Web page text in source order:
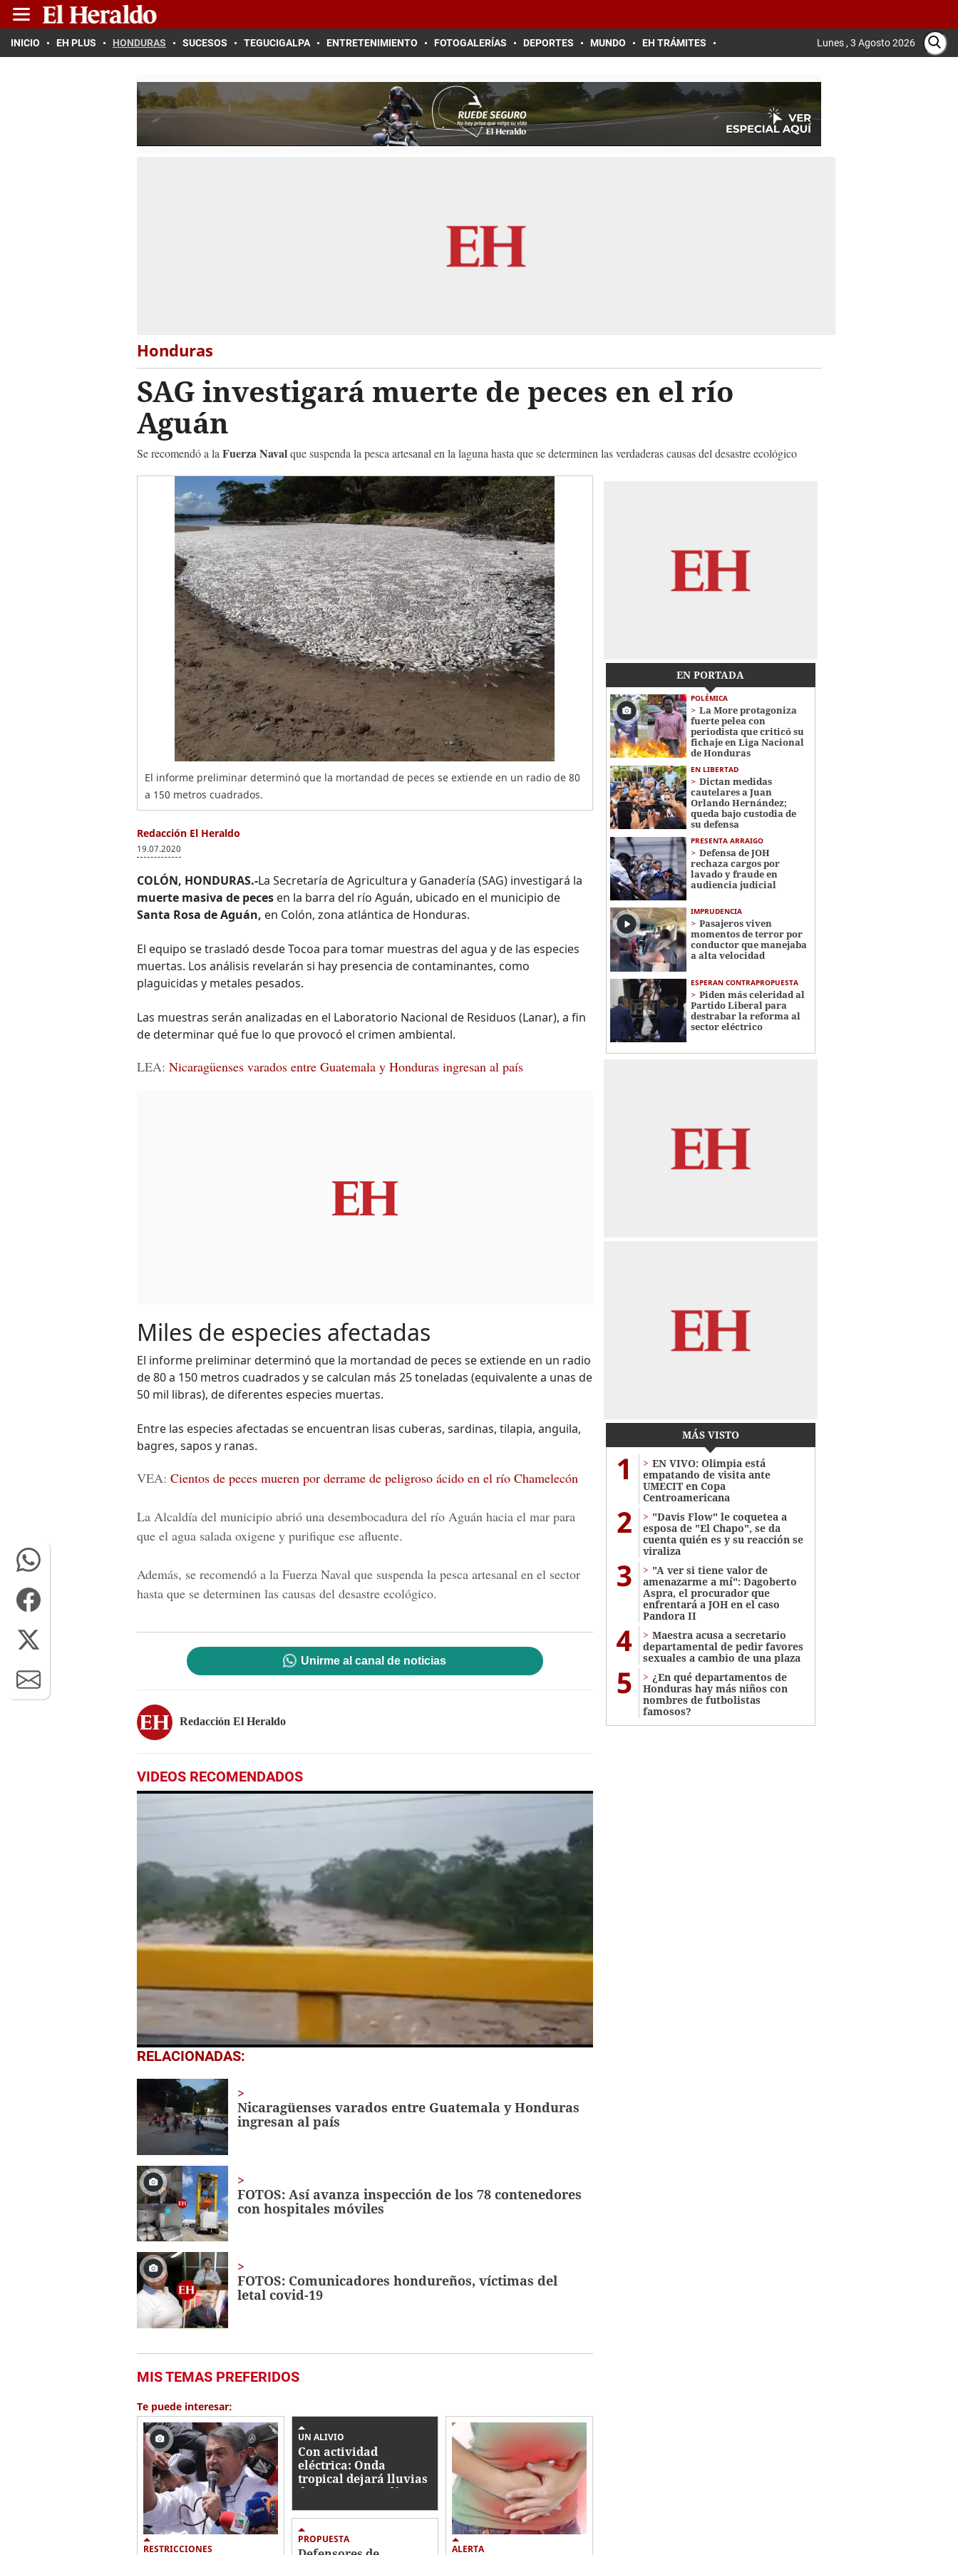
INICIO EH PLUS HONDURAS SUCESOS TEGUCIGALPA ENTRETENIMIENTO FOTOGALERÍAS DEPORTES MUNDO EH TRÁMITES Lunes , 3 Agosto 2026
Honduras
SAG investigará muerte de peces en el río
Aguán
Se recomendó a la Fuerza Navalque suspenda la pesca artesanal en la laguna hasta que se determinen las verdaderas causas del desastre ecológico
El informe preliminar determinó que la mortandad de peces se extiende en un radio de 80
a 150 metros cuadrados.
Redacción El Heraldo
19.07.2020
COLÓN, HONDURAS.-La Secretaría de Agricultura y Ganadería (SAG) investigará la
muerte masiva de peces en la barra del río Aguán, ubicado en el municipio de
Santa Rosa de Aguán, en Colón, zona atlántica de Honduras.
El equipo se trasladó desde Tocoa para tomar muestras del agua y de las especies
muertas. Los análisis revelarán si hay presencia de contaminantes, como
plaguicidas y metales pesados.
Las muestras serán analizadas en el Laboratorio Nacional de Residuos (Lanar), a fin
de determinar qué fue lo que provocó el crimen ambiental.
LEA: Nicaragüenses varados entre Guatemala y Honduras ingresan al país
Miles de especies afectadas
El informe preliminar determinó que la mortandad de peces se extiende en un radio
de 80 a 150 metros cuadrados y se calculan más 25 toneladas (equivalente a unas de
50 mil libras), de diferentes especies muertas.
Entre las especies afectadas se encuentran lisas cuberas, sardinas, tilapia, anguila,
bagres, sapos y ranas.
VEA: Cientos de peces mueren por derrame de peligroso ácido en el río Chamelecón
La Alcaldía del municipio abrió una desembocadura del río Aguán hacia el mar para
que el agua salada oxigene y purifique ese afluente.
Además, se recomendó a la Fuerza Naval que suspenda la pesca artesanal en el sector
hasta que se determinen las causas del desastre ecológico.
Unirme al canal de noticias
Redacción El Heraldo
VIDEOS RECOMENDADOS
0
seconds
secondsVolume
0%
RELACIONADAS:
Nicaragüenses varados entre Guatemala y Honduras
ingresan al país
FOTOS: Así avanza inspección de los 78 contenedores
con hospitales móviles
FOTOS: Comunicadores hondureños, víctimas del
letal covid-19
MIS TEMAS PREFERIDOS
Te puede interesar:
RESTRICCIONES
UN ALIVIO
Con actividad
eléctrica: Onda
tropical dejará lluvias
durante varios días
Honduras
PROPUESTA
ALERTA
EN PORTADA
POLÉMICA
La More protagoniza
fuerte pelea con
periodista que criticó su
fichaje en Liga Nacional
de Honduras
EN LIBERTAD
Dictan medidas
cautelares a Juan
Orlando Hernández;
queda bajo custodia de
su defensa
PRESENTA ARRAIGO
Defensa de JOH
rechaza cargos por
lavado y fraude en
audiencia judicial
IMPRUDENCIA
Pasajeros viven
momentos de terror por
conductor que manejaba
a alta velocidad
ESPERAN CONTRAPROPUESTA
Piden más celeridad al
Partido Liberal para
destrabar la reforma al
sector eléctrico
MÁS VISTO
1
EN VIVO: Olimpia está
empatando de visita ante
UMECIT en Copa
Centroamericana
2
"Davis Flow" le coquetea a
esposa de "El Chapo", se da
cuenta quién es y su reacción se
viraliza
3
"A ver si tiene valor de
amenazarme a mí": Dagoberto
Aspra, el procurador que
enfrentará a JOH en el caso
Pandora II
4
Maestra acusa a secretario
departamental de pedir favores
sexuales a cambio de una plaza
5
¿En qué departamentos de
Honduras hay más niños con
nombres de futbolistas
famosos?